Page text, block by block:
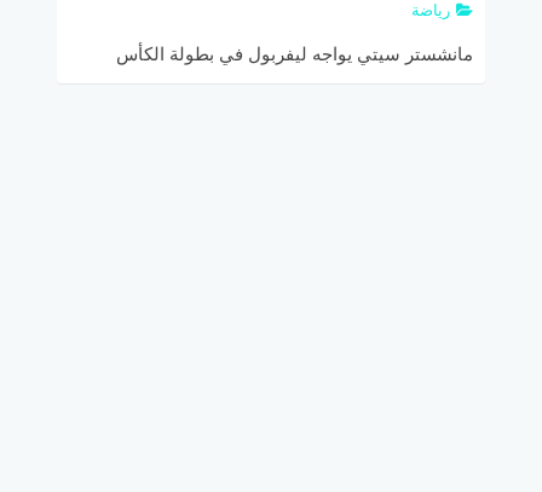
رياضة
مانشستر سيتي يواجه ليفربول في بطولة الكأس